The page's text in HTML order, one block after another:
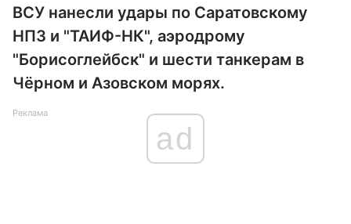
ВСУ нанесли удары по Саратовскому
НПЗ и "ТАИФ-НК", аэродрому
"Борисоглейбск" и шести танкерам в
Чёрном и Азовском морях.
Реклама
ad